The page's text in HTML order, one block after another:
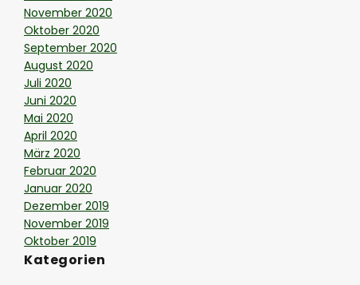
November 2020
Oktober 2020
September 2020
August 2020
Juli 2020
Juni 2020
Mai 2020
April 2020
März 2020
Februar 2020
Januar 2020
Dezember 2019
November 2019
Oktober 2019
Kategorien